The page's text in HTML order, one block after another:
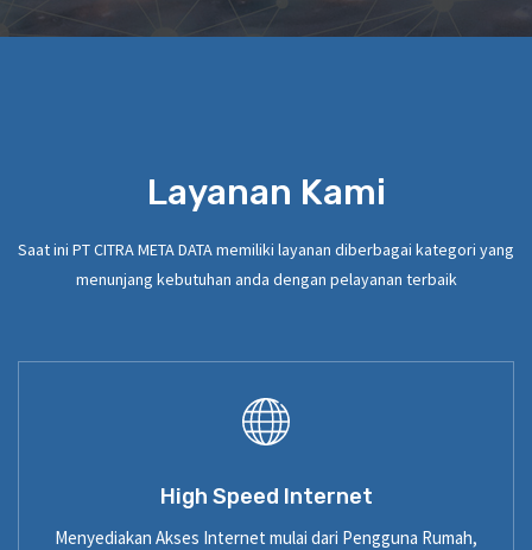
Layanan Kami
Saat ini PT CITRA META DATA memiliki layanan diberbagai kategori yang
menunjang kebutuhan anda dengan pelayanan terbaik
High Speed Internet
Menyediakan Akses Internet mulai dari Pengguna Rumah,